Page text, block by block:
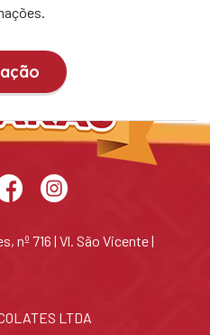
nº 716 | Vl. São Vicente |
LTDA